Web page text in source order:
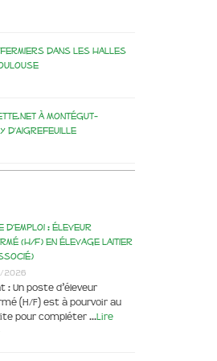
dans les Halles
à Montégut-
d’Aigrefeuille
: éleveur
(H/F) en élevage laitier
2026
: Un poste d’éleveur
(H/F) est à pourvoir au
pour compléter …Lire